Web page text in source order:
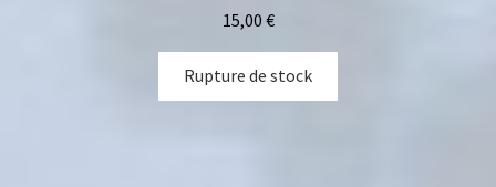
15,00 €
Rupture de stock